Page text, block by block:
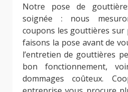
Notre pose de
soignée : nous
coupons les gouttières sur
faisons la pose avant de
l’entretien de gouttières
bon fonctionnement,
dommages coûteux.